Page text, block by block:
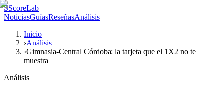
SScoreLab
NoticiasGuíasReseñasAnálisis
Inicio
›Análisis
›Gimnasia-Central Córdoba: la tarjeta que el 1X2 no te
muestra
Análisis